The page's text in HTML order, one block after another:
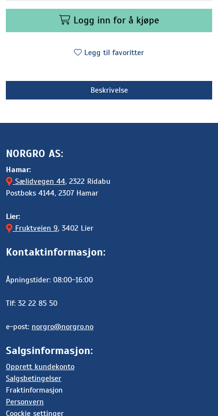
Logg inn for å kjøpe
Legg til favoritter
Beskrivelse
NORGRO AS:
Hamar:
Sælidvegen 44, 2322 Ridabu
Postboks 4144, 2307 Hamar
Lier:
Fruktveien 9, 3402 Lier
Kontaktinformasjon:
Åpningstider: 08:00-16:00
Tlf: 32 22 85 50
e-post: norgro@norgro.no
Salgsinformasjon:
Opprett kundekonto
Salgsbetingelser
Fraktinformasjon
Personvern
Coockie settinger